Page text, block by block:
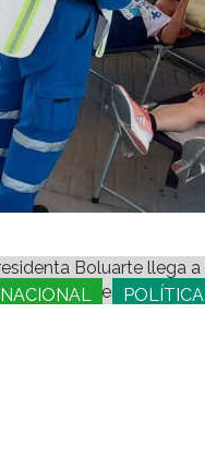
NACIONAL POLÍTICA